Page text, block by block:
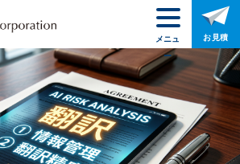
メニュ
ー
お見積